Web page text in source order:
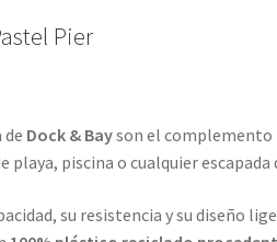
Pier
de Dock & Bayson el
playa, piscina o cualquier escapada
su resistencia y su diseño